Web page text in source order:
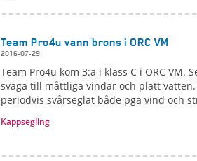
Team Pro4u vann brons i ORC VM
2016-07-29
Team Pro4u kom 3:a i klass C i ORC VM.
svaga till måttliga vindar och platt
periodvis svårseglat både pga vind och
Kappsegling